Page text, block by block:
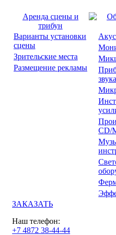
Аренда сцены и
трибун
Варианты установки
сцены
Зрительские места
Размещение рекламы
звука
CD/
ЗАКАЗАТЬ
Наш телефон:
+7 4872 38-44-44